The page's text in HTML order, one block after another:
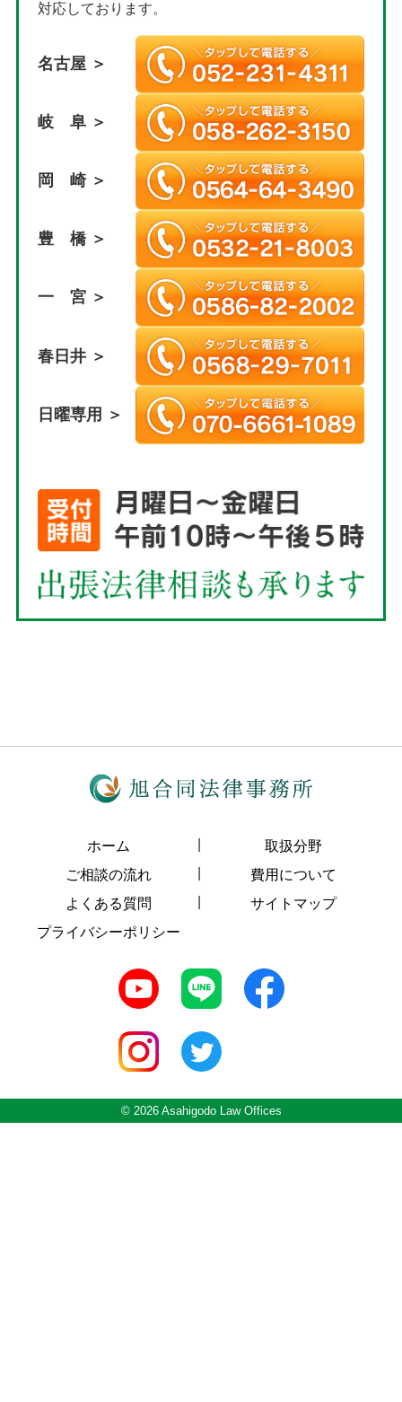
対応しております。
名古屋 ＞
岐 阜 ＞
岡 崎 ＞
豊 橋 ＞
一 宮 ＞
春日井 ＞
日曜専用 ＞
ホーム
取扱分野
ご相談の流れ
費用について
よくある質問
サイトマップ
プライバシーポリシー
© 2026 Asahigodo Law Offices